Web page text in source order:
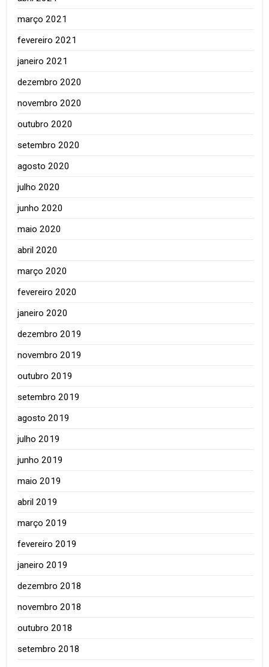
março 2021
fevereiro 2021
janeiro 2021
dezembro 2020
novembro 2020
outubro 2020
setembro 2020
agosto 2020
julho 2020
junho 2020
maio 2020
abril 2020
março 2020
fevereiro 2020
janeiro 2020
dezembro 2019
novembro 2019
outubro 2019
setembro 2019
agosto 2019
julho 2019
junho 2019
maio 2019
abril 2019
março 2019
fevereiro 2019
janeiro 2019
dezembro 2018
novembro 2018
outubro 2018
setembro 2018